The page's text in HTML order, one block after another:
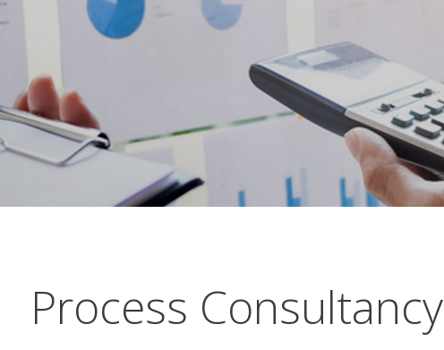
Process Consultancy